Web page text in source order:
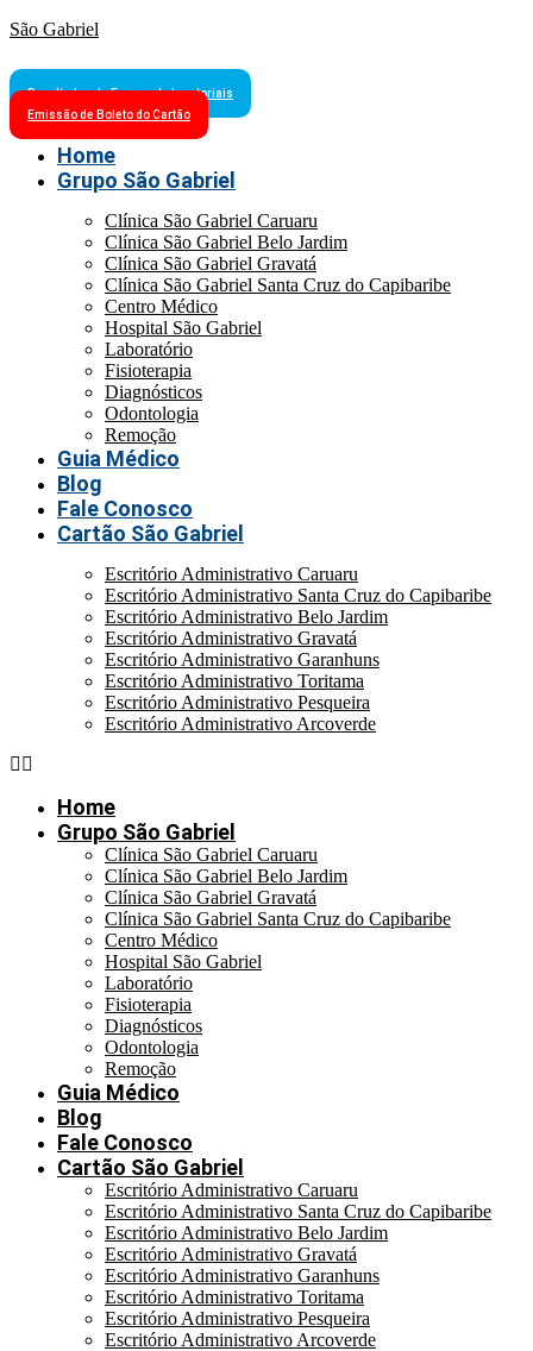
São Gabriel
Resultados de Exames Laboratoriais
Emissão de Boleto do Cartão
Home
Grupo São Gabriel
Clínica São Gabriel Caruaru
Clínica São Gabriel Belo Jardim
Clínica São Gabriel Gravatá
Clínica São Gabriel Santa Cruz do Capibaribe
Centro Médico
Hospital São Gabriel
Laboratório
Fisioterapia
Diagnósticos
Odontologia
Remoção
Guia Médico
Blog
Fale Conosco
Cartão São Gabriel
Escritório Administrativo Caruaru
Escritório Administrativo Santa Cruz do Capibaribe
Escritório Administrativo Belo Jardim
Escritório Administrativo Gravatá
Escritório Administrativo Garanhuns
Escritório Administrativo Toritama
Escritório Administrativo Pesqueira
Escritório Administrativo Arcoverde
Home
Grupo São Gabriel
Clínica São Gabriel Caruaru
Clínica São Gabriel Belo Jardim
Clínica São Gabriel Gravatá
Clínica São Gabriel Santa Cruz do Capibaribe
Centro Médico
Hospital São Gabriel
Laboratório
Fisioterapia
Diagnósticos
Odontologia
Remoção
Guia Médico
Blog
Fale Conosco
Cartão São Gabriel
Escritório Administrativo Caruaru
Escritório Administrativo Santa Cruz do Capibaribe
Escritório Administrativo Belo Jardim
Escritório Administrativo Gravatá
Escritório Administrativo Garanhuns
Escritório Administrativo Toritama
Escritório Administrativo Pesqueira
Escritório Administrativo Arcoverde